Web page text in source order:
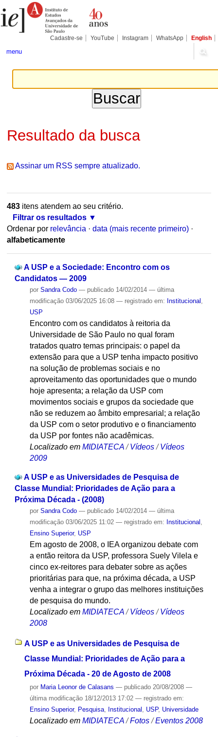
para
conteúdo.
Pessoais
Cadastre-se YouTube Instagram WhatsApp English
menu
Resultado da busca
Assinar um RSS sempre atualizado.
483itens atendem ao seu critério.
Filtrar os resultados
Ordenar por relevância · data (mais recente primeiro) ·
alfabeticamente
A USP e a Sociedade: Encontro com os
Candidatos — 2009
por Sandra Codo — publicado14/02/2014 — última
modificação03/06/2025 16:08 — registrado em: Institucional
USP
Encontro com os candidatos à reitoria da
Universidade de São Paulo no qual foram
tratados quatro temas principais: o papel da
extensão para que a USP tenha impacto positivo
na solução de problemas sociais e no
aproveitamento das oportunidades que o mundo
hoje apresenta; a relação da USP com
movimentos sociais e grupos da sociedade que
não se reduzem ao âmbito empresarial; a relação
da USP com o setor produtivo e o financiamento
da USP por fontes não acadêmicas.
Localizado em MIDIATECA /Vídeos /Vídeos
2009
A USP e as Universidades de Pesquisa de
Classe Mundial: Prioridades de Ação para a
Próxima Década - (2008)
por Sandra Codo — publicado14/02/2014 — última
modificação03/06/2025 11:02 — registrado em: Institucional
Ensino Superior, USP
Em agosto de 2008, o IEA organizou debate com
a então reitora da USP, professora Suely Vilela e
cinco ex-reitores para debater sobre as ações
prioritárias para que, na próxima década, a USP
venha a integrar o grupo das melhores instituições
de pesquisa do mundo.
Localizado em MIDIATECA /Vídeos /Vídeos
2008
A USP e as Universidades de Pesquisa de
Classe Mundial: Prioridades de Ação para a
Próxima Década - 20 de Agosto de 2008
por Maria Leonor de Calasans — publicado20/08/2008 —
última modificação18/12/2013 17:02 — registrado em:
Ensino Superior, Pesquisa, Institucional , USP, Universidade
Localizado em MIDIATECA /Fotos /Eventos 2008